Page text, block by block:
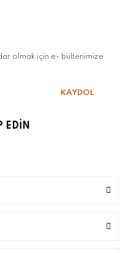
olmak için e- bültenimize
KAYDOL
EDİN